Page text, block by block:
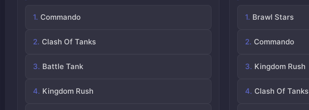
Commando
Clash Of Tanks
Battle Tank
Kingdom Rush
Brawl Stars
Commando
Kingdom Rush
Clash Of Tanks